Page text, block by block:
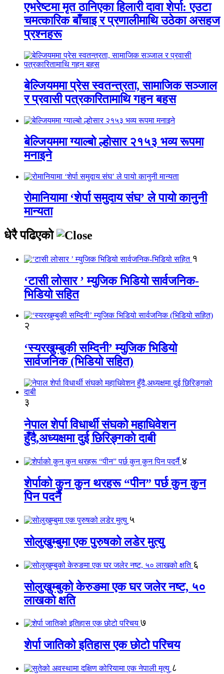
एभरेष्टमा मृत ठानिएका हिलारी दावा शेर्पा: एउटा
चमत्कारिक बाँचाइ र प्रणालीमाथि उठेका असहज
प्रश्नहरू
बेल्जियममा प्रेस स्वतन्त्रता, सामाजिक सञ्जाल
र प्रवासी पत्रकारितामाथि गहन बहस
बेल्जियममा ग्याल्बो ल्होसार २१५३ भव्य रूपमा
मनाइने
रोमानियामा ‘शेर्पा समुदाय संघ’ ले पायो कानुनी
मान्यता
धेरै पढिएको
१
‘टासी लोसार ’ म्युजिक भिडियो सार्वजनिक-
भिडियो सहित
२
‘स्यरखुम्बुकी सम्दिनी’ म्युजिक भिडियो
सार्वजनिक (भिडियो सहित)
३
नेपाल शेर्पा विधार्थी संघको महाधिवेशन
हुँदै,अध्यक्षमा दुई छिरिङ्गकाे दाबी
४
शेर्पाको कुन कुन थरहरू “पीन” पर्छ कुन कुन
पिन पदर्नै
५
सोलुखुम्बुमा एक पुरुषको लडेर मुत्यु
६
सोलुखुम्बुको केरुङमा एक घर जलेर नष्ट, ५०
लाखको क्षति
७
शेर्पा जातिको इतिहास एक छोटो परिचय
८